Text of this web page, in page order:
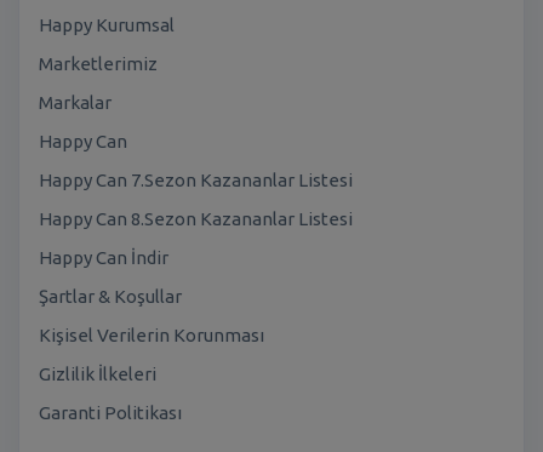
Happy Kurumsal
Marketlerimiz
Markalar
Happy Can
Happy Can 7.Sezon Kazananlar Listesi
Happy Can 8.Sezon Kazananlar Listesi
Happy Can İndir
Şartlar & Koşullar
Kişisel Verilerin Korunması
Gizlilik İlkeleri
Garanti Politikası